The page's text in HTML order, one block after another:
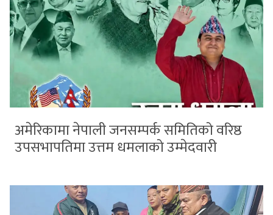
अमेरिकामा नेपाली जनसम्पर्क समितिको वरिष्ठ
उपसभापतिमा उत्तम धमलाको उम्मेदवारी